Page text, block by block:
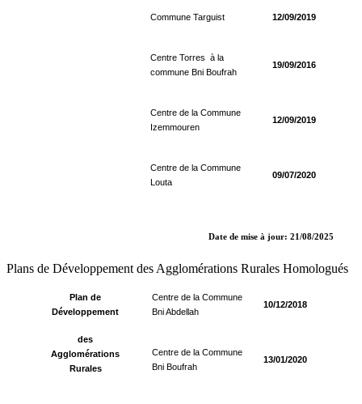
Commune Targuist 12/09/2019
Centre Torres à la
commune Bni Boufrah
19/09/2016
Centre de la Commune
Izemmouren
12/09/2019
Centre de la Commune
Louta
09/07/2020
Date de mise à jour: 21/08/2025
Plans de Développement des Agglomérations Rurales Homologués
Plan de
Développement
des
Agglomérations
Rurales
Centre de la Commune
Bni Abdellah
10/12/2018
Centre de la Commune
Bni Boufrah
13/01/2020